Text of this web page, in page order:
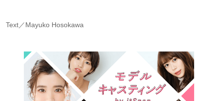
Text／Mayuko Hosokawa